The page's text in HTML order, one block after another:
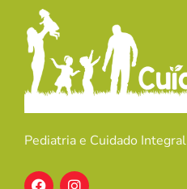
Pediatria e Cuidado Integral